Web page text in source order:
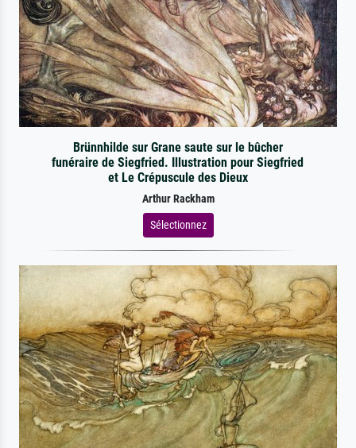
Brünnhilde sur Grane saute sur le bûcher
funéraire de Siegfried. Illustration pour Siegfried
et Le Crépuscule des Dieux
Arthur Rackham
Sélectionnez